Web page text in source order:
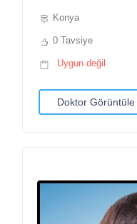
Konya
0 Tavsiye
Uygun değil
Doktor Görüntüle